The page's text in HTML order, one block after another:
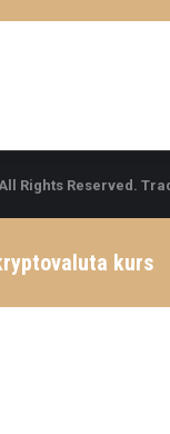
kurs
Rights Reserved.